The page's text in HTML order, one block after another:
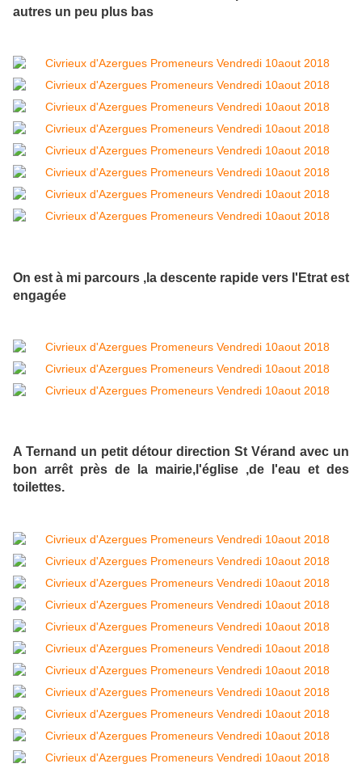
autres un peu plus bas
On est à mi parcours ,la descente rapide vers l'Etrat est
engagée
A Ternand un petit détour direction St Vérand avec un
bon arrêt près de la mairie,l'église ,de l'eau et des
toilettes.